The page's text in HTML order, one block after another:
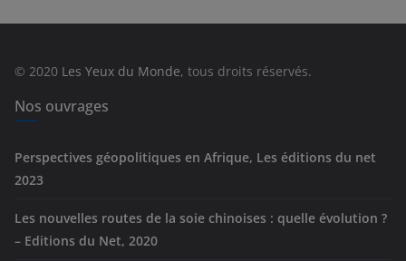
e
© 2020 Les Yeux du Monde, tous droits réservés.
Nos ouvrages
Perspectives géopolitiques en Afrique, Les éditions du net
2023
Les nouvelles routes de la soie chinoises : quelle évolution ?
– Editions du Net, 2020